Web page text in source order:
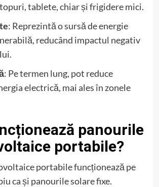
tablete, chiar și frigidere mici.
: Reprezintă o sursă de energie
reducând impactul negativ
: Pe termen lung, pot reduce
electrică, mai ales în zonele
panourile
portabile?
portabile funcționează pe
ca și panourile solare fixe.